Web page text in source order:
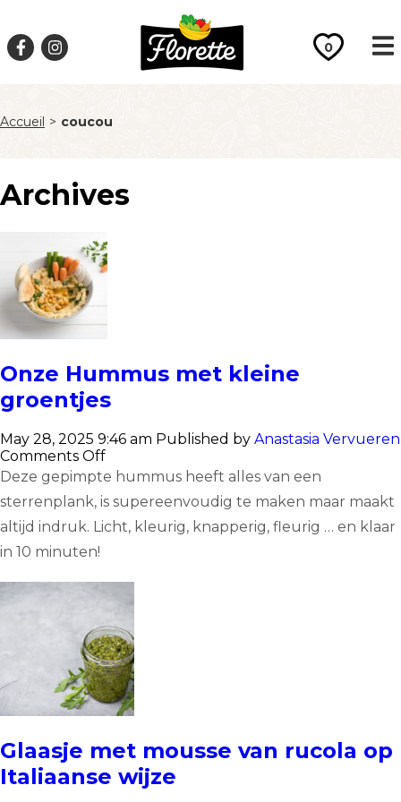
0
Accueil > coucou
Archives
Onze Hummus met kleine
groentjes
May 28, 2025 9:46 am Published by Anastasia Vervueren
Comments Offon
Onze
met
kleine
groentjes
Deze gepimpte hummus heeft alles van een
sterrenplank, is supereenvoudig te maken maar maakt
altijd indruk. Licht, kleurig, knapperig, fleurig … en klaar
in 10 minuten!
Glaasje met mousse van rucola op
Italiaanse wijze